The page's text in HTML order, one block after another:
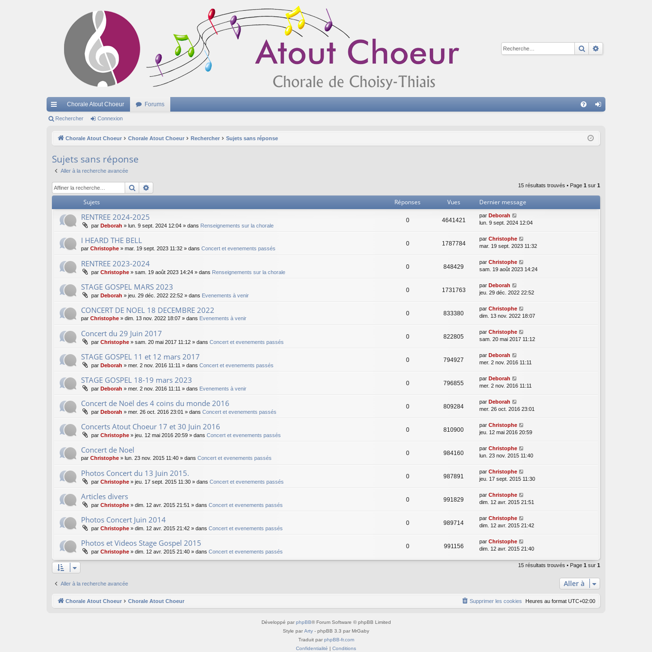
Rechercher
cc
pi
Chorale Atout Choeur Forums
ne
Rechercher Connexion
Chorale Atout Choeur Chorale Atout Choeur Rechercher Sujets sans réponse
Sujets sans réponse
Aller à la recherche avancée
Rechercher 15 résultats trouvés • Page 1 sur 1
Sujets Réponses Vues Dernier message
RENTREE 2024-2025
par Deborah » lun. 9 sept. 2024 12:04 » dans Renseignements sur la chorale
0 4641421
par Deborah
lun. 9 sept. 2024 12:04
I HEARD THE BELL
par Christophe » mar. 19 sept. 2023 11:32 » dans Concert et evenements passés
0 1787784
par Christophe
mar. 19 sept. 2023 11:32
RENTREE 2023-2024
par Christophe » sam. 19 août 2023 14:24 » dans Renseignements sur la chorale
0 848429
par Christophe
sam. 19 août 2023 14:24
STAGE GOSPEL MARS 2023
par Deborah » jeu. 29 déc. 2022 22:52 » dans Evenements à venir
0 1731763
par Deborah
jeu. 29 déc. 2022 22:52
CONCERT DE NOEL 18 DECEMBRE 2022
par Christophe » dim. 13 nov. 2022 18:07 » dans Evenements à venir
0 833380
par Christophe
dim. 13 nov. 2022 18:07
Concert du 29 Juin 2017
par Christophe » sam. 20 mai 2017 11:12 » dans Concert et evenements passés
0 822805
par Christophe
sam. 20 mai 2017 11:12
STAGE GOSPEL 11 et 12 mars 2017
par Deborah » mer. 2 nov. 2016 11:11 » dans Concert et evenements passés
0 794927
par Deborah
mer. 2 nov. 2016 11:11
STAGE GOSPEL 18-19 mars 2023
par Deborah » mer. 2 nov. 2016 11:11 » dans Evenements à venir
0 796855
par Deborah
mer. 2 nov. 2016 11:11
Concert de Noël des 4 coins du monde 2016
par Deborah » mer. 26 oct. 2016 23:01 » dans Concert et evenements passés
0 809284
par Deborah
mer. 26 oct. 2016 23:01
Concerts Atout Choeur 17 et 30 Juin 2016
par Christophe » jeu. 12 mai 2016 20:59 » dans Concert et evenements passés
0 810900
par Christophe
jeu. 12 mai 2016 20:59
Concert de Noel
par Christophe » lun. 23 nov. 2015 11:40 » dans Concert et evenements passés
0 984160
par Christophe
lun. 23 nov. 2015 11:40
Photos Concert du 13 Juin 2015.
par Christophe » jeu. 17 sept. 2015 11:30 » dans Concert et evenements passés
0 987891
par Christophe
jeu. 17 sept. 2015 11:30
Articles divers
par Christophe » dim. 12 avr. 2015 21:51 » dans Concert et evenements passés
0 991829
par Christophe
dim. 12 avr. 2015 21:51
Photos Concert Juin 2014
par Christophe » dim. 12 avr. 2015 21:42 » dans Concert et evenements passés
0 989714
par Christophe
dim. 12 avr. 2015 21:42
Photos et Videos Stage Gospel 2015
par Christophe » dim. 12 avr. 2015 21:40 » dans Concert et evenements passés
0 991156
par Christophe
dim. 12 avr. 2015 21:40
15 résultats trouvés • Page 1 sur 1
Aller à la recherche avancée Aller à
Chorale Atout Choeur Chorale Atout Choeur Heures au format UTC+02:00
Supprimer les cookies
Développé par phpBB® Forum Software © phpBB Limited
Style par Arty - phpBB 3.3 par MrGaby
Traduit par phpBB-fr.com
Confidentialité
Conditions